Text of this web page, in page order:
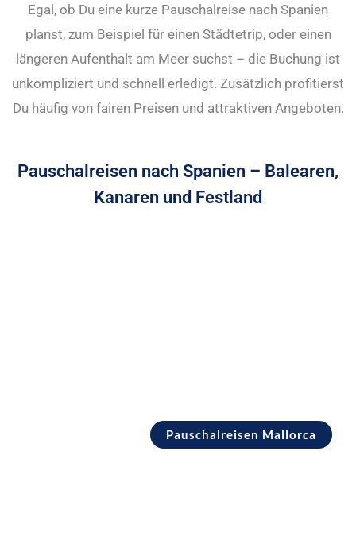
Egal, ob Du eine kurze Pauschalreise nach Spanien
planst, zum Beispiel für einen Städtetrip, oder einen
längeren Aufenthalt am Meer suchst – die Buchung ist
unkompliziert und schnell erledigt. Zusätzlich profitierst
Du häufig von fairen Preisen und attraktiven Angeboten.
Pauschalreisen nach Spanien – Balearen,
Kanaren und Festland
Pauschalreisen Mallorca